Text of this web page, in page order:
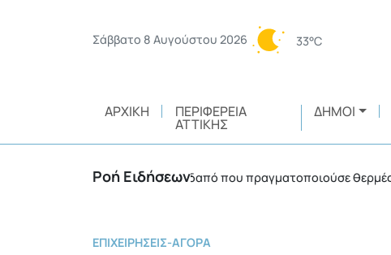
Σάββατο 8 Αυγούστου 2026 33°C
ΑΡΧΙΚΉ ΠΕΡΙΦΈΡΕΙΑ
ΑΤΤΙΚΉΣ
ΔΉΜΟΙ
Ροή Ειδήσεων
3.750 ευρώ σε αλλοδαπό που πραγματοποιούσε θερμές εργασίες
ΕΠΙΧΕΙΡΉΣΕΙΣ-ΑΓΟΡΆ